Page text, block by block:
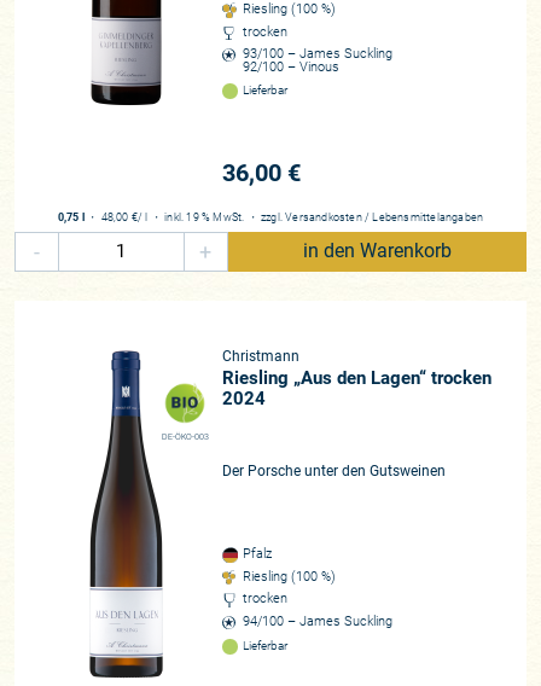
Das ist auch der Umstand, der uns seit einigen Jahren
vermehrt die Fühler gen Gimmeldingen ausstrecken ließ.
Denn was wir von dort vernahmen und auf unzähligen Proben
und Verkostungen im Glas hatten, weckte unsere Neugier.
beitragen. Frei nach Victor Hugo („Die Musik drückt das aus,
was nicht gesagt werden kann und worüber zu schweigen
unmöglich ist.“) weckten der von behutsamer Evolution
geprägte Stil der Christmann’schen Gewächse sowie die
Geheimnis mehr, dass Sophie Christmann in den letzten
Jahren das Traditionsweingut um Spätburgunder auf
Topniveau bereichert hat. So wird wohl der Idig in Zukunft
nicht mehr nur für monumentale Rieslinge, sondern auch für
Spätburgunder aus dieser Lage stehen.« Und diese Zukunft
ist jetzt!“, heißt es in „Die 500 besten Weingüter in
Deutschland 2023“ des Magazins Der Feinschmecker. Und
so ist gekommen, wie es kommen musste: Die Weine
sprachen für sich und berichteten von einer neuen Zeit!
Seitdem Sophie Christmann gemeinsam mit ihrem Vater den
Pfälzer Betrieb führt, weht erneut frischer Wind im Betrieb.
Riesling (100 %)
trocken
93/100 – James Suckling
92/100 – Vinous
Lieferbar
36,00 €
0,75 l ・ 48,00 €/ l ・inkl. 19 % MwSt. ・ zzgl.Versandkosten / Lebensmittelangaben
- + in den Warenkorb
DE-ÖKO-003
Christmann
Riesling „Aus den Lagen“ trocken
2024
Der Porsche unter den Gutsweinen
Pfalz
Riesling (100 %)
trocken
94/100 – James Suckling
Lieferbar